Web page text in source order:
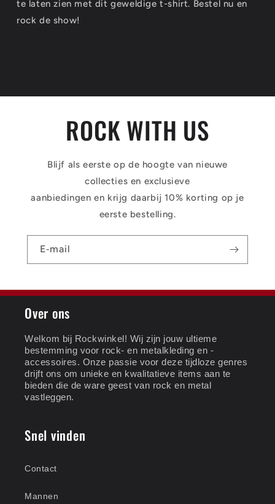
te laten zien met dit geweldige t-shirt. Bestel nu en
rock de show!
ROCK WITH US
Blijf als eerste op de hoogte van nieuwe
collecties en exclusieve
aanbiedingen en krijg daarbij 10% korting op je
eerste bestelling.
E‑mail
Over ons
Welkom bij Rockwinkel! Wij zijn jouw ultieme
bestemming voor rock- en metalkleding en -
accessoires. Onze passie voor deze tijdloze genres
drijft ons om unieke en kwalitatieve items aan te
bieden die de ware geest van rock en metal
vastleggen.
Snel vinden
Contact
Mannen